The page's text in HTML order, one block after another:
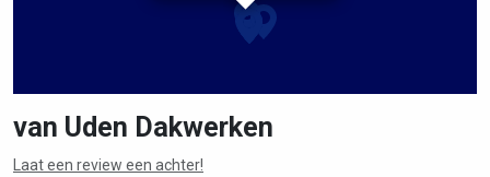
van Uden Dakwerken
Laat een review een achter!